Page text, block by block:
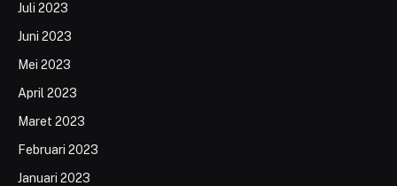
Juli 2023
Juni 2023
Mei 2023
April 2023
Maret 2023
Februari 2023
Januari 2023